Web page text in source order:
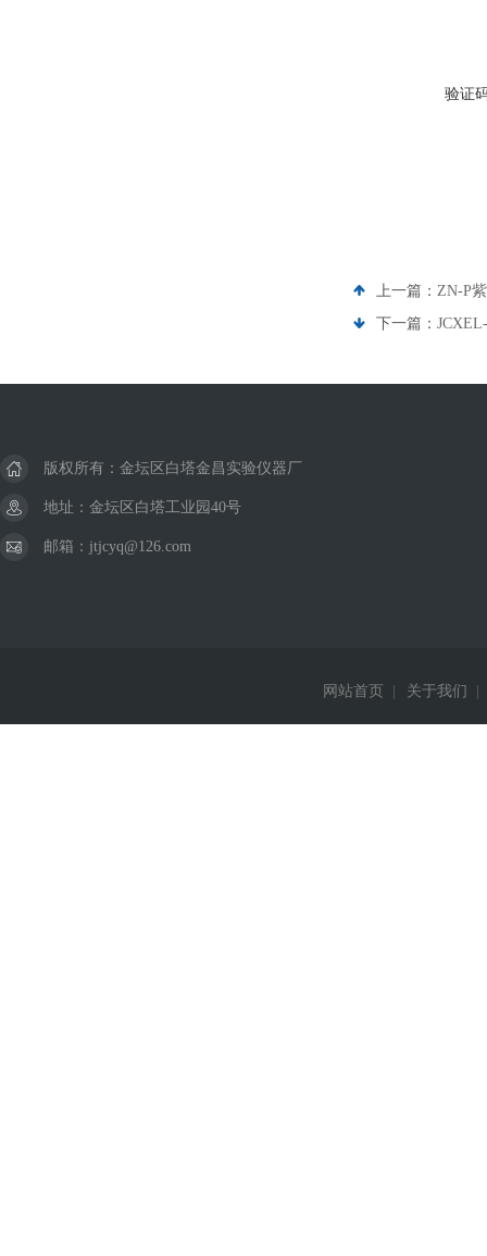
验证
上一篇： ZN-P
下一篇：
版权所有：金坛区白塔金昌实验仪器厂
地址：金坛区白塔工业园40号
邮箱：jtjcyq@126.com
网站首页 关于我们